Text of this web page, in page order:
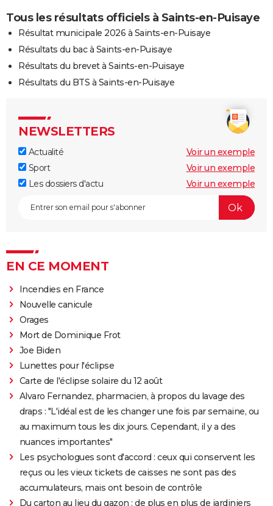
Tous les résultats officiels à Saints-en-Puisaye
Résultat municipale 2026 à Saints-en-Puisaye
Résultats du bac à Saints-en-Puisaye
Résultats du brevet à Saints-en-Puisaye
Résultats du BTS à Saints-en-Puisaye
NEWSLETTERS
Actualité
Voir un exemple
Sport
Voir un exemple
Les dossiers d'actu
Voir un exemple
EN CE MOMENT
Incendies en France
Nouvelle canicule
Orages
Mort de Dominique Frot
Joe Biden
Lunettes pour l'éclipse
Carte de l'éclipse solaire du 12 août
Alvaro Fernandez, pharmacien, à propos du lavage des
draps : "L'idéal est de les changer une fois par semaine, ou
au maximum tous les dix jours. Cependant, il y a des
nuances importantes"
Les psychologues sont d'accord : ceux qui conservent les
reçus ou les vieux tickets de caisses ne sont pas des
accumulateurs, mais ont besoin de contrôle
Du carton au lieu du gazon : de plus en plus de jardiniers